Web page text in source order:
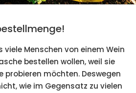
viele Menschen von einem Wein
bestellen wollen, weil sie
probieren möchten. Deswegen
wie im Gegensatz zu vielen